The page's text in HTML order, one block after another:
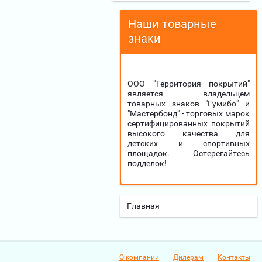
Наши товарные
знаки
ООО "Территория покрытий"
является владельцем
товарных знаков "Гумибо" и
"Мастербонд" - торговых марок
сертифицированных покрытий
высокого качества для
детских и спортивных
площадок. Остерегайтесь
подделок!
Главная
О компании Дилерам Контакты